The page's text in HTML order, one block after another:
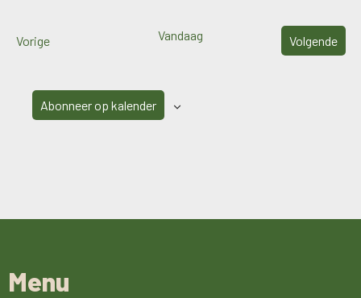
VorigeEvenementen Vandaag Volgende
Abonneer op kalender
Menu